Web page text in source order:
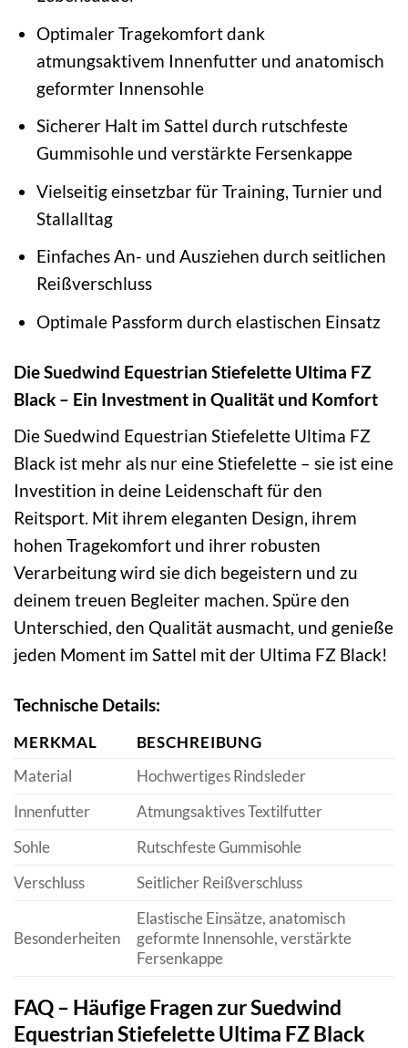
Optimaler Tragekomfort dank
atmungsaktivem Innenfutter und anatomisch
geformter Innensohle
Sicherer Halt im Sattel durch rutschfeste
Gummisohle und verstärkte Fersenkappe
Vielseitig einsetzbar für Training, Turnier und
Stallalltag
Einfaches An- und Ausziehen durch seitlichen
Reißverschluss
Optimale Passform durch elastischen Einsatz
Die Suedwind Equestrian Stiefelette Ultima FZ
Black – Ein Investment in Qualität und Komfort
Die Suedwind Equestrian Stiefelette Ultima FZ
Black ist mehr als nur eine Stiefelette – sie ist eine
Investition in deine Leidenschaft für den
Reitsport. Mit ihrem eleganten Design, ihrem
hohen Tragekomfort und ihrer robusten
Verarbeitung wird sie dich begeistern und zu
deinem treuen Begleiter machen. Spüre den
Unterschied, den Qualität ausmacht, und genieße
jeden Moment im Sattel mit der Ultima FZ Black!
Technische Details:
MERKMAL
BESCHREIBUNG
Material
Hochwertiges Rindsleder
Innenfutter
Atmungsaktives Textilfutter
Sohle
Rutschfeste Gummisohle
Verschluss
Seitlicher Reißverschluss
Besonderheiten
Elastische Einsätze, anatomisch
geformte Innensohle, verstärkte
Fersenkappe
FAQ – Häufige Fragen zur Suedwind
Equestrian Stiefelette Ultima FZ Black